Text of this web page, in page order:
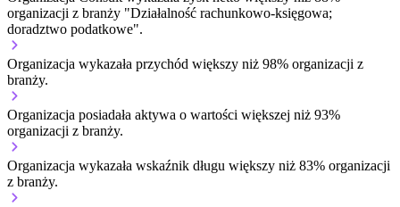
organizacji z branży "Działalność rachunkowo-księgowa;
doradztwo podatkowe".
Organizacja wykazała przychód większy niż 98% organizacji z
branży.
Organizacja posiadała aktywa o wartości większej niż 93%
organizacji z branży.
Organizacja wykazała wskaźnik długu większy niż 83% organizacji
z branży.